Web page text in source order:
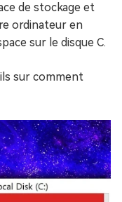
de stockage et
ordinateur en
sur le disque C.
sur comment